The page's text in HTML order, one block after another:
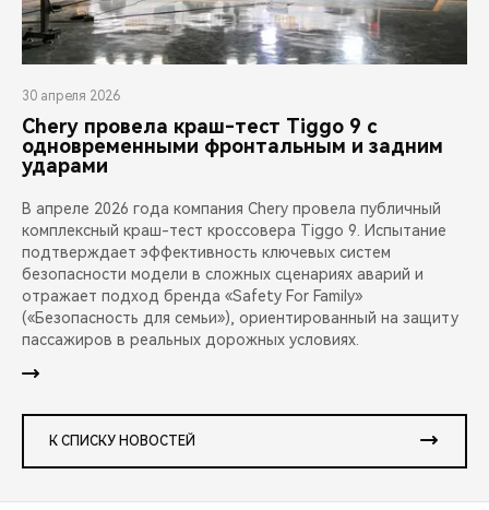
30 апреля 2026
Chery провела краш-тест Tiggo 9 с
одновременными фронтальным и задним
ударами
В апреле 2026 года компания Chery провела публичный
комплексный краш-тест кроссовера Tiggo 9. Испытание
подтверждает эффективность ключевых систем
безопасности модели в сложных сценариях аварий и
отражает подход бренда «Safety For Family»
(«Безопасность для семьи»), ориентированный на защиту
пассажиров в реальных дорожных условиях.
К СПИСКУ НОВОСТЕЙ